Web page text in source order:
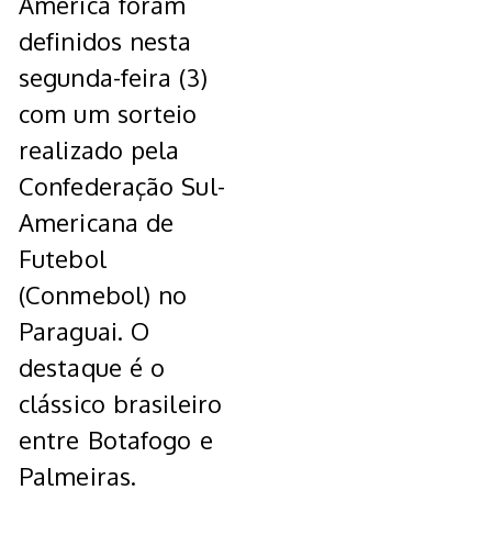
definidos nesta
segunda-feira (3)
com um sorteio
realizado pela
Confederação Sul-
Americana de
Futebol
(Conmebol) no
Paraguai. O
destaque é o
clássico brasileiro
entre Botafogo e
Palmeiras.